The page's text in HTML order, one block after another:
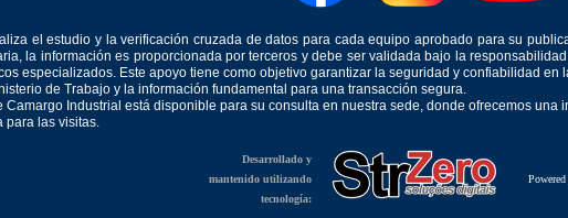
el estudio y la verificación cruzada de datos para cada equipo aprobado para su
la información es proporcionada por terceros y debe ser validada bajo la
especializados. Este apoyo tiene como objetivo garantizar la seguridad y confiabilidad
de Trabajo y la información fundamental para una transacción segura.
Camargo Industrial está disponible para su consulta en nuestra sede, donde ofrecemos
para las visitas.
Desarrollado y
mantenido utilizando
tecnología:
Powered